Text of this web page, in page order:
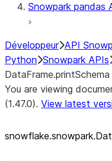
Snowpark pandas
Développeur API
Python Snowpark APIs
DataFrame.printSchema
You are viewing
(1.47.0). View latest